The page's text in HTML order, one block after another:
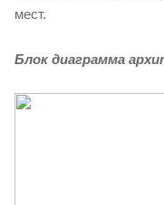
мест.
Блок диаграмма